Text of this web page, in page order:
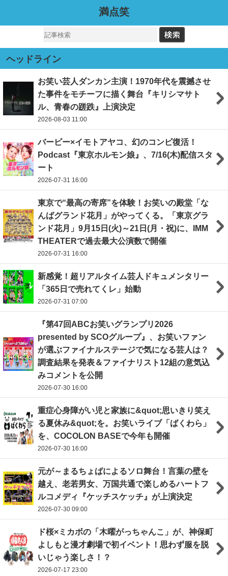
満点笑
ヘッドライン
お笑い芸人ダンカン主演！1970年代を震撼させ
た事件をモチーフに描く舞台『キリシマサト
ル、青春の蹉跌』上演決定
2026-08-03 11:00
バービー×イモトアヤコ、幻のコンビ復活！
Podcast『東京ホルモン娘』、7/16(木)配信スタ
ート
2026-07-31 16:00
東京で“最高の寄席”を体験！お笑いの殿堂「な
んばグランド花月」がやってくる。「東京グラ
ンド花月」9月15日(火)～21日(月・祝)に、IMM
THEATERで過去最大公演数で開催
2026-07-31 16:00
新感覚！超リアルタイム芸人ドキュメンタリー
「365日で売れてくレ」始動
2026-07-31 07:00
『第47回ABCお笑いグランプリ2026
presented by SCOグループ』、お笑いファン
が選ぶファイナルステージで気になる芸人は？
調査結果を発表＆ファイナリスト12組の意気込
みコメントを公開
2026-07-30 16:00
重症心身障がい児と家族に&quot;思いきり笑え
る夏休み&quot;を。お笑いライブ「ばくわら」
を、COCOLON BASEで今年も開催
2026-07-30 16:00
元が～まるちょばによるソロ舞台！言葉の壁を
越え、老若男女、万国共通で楽しめるハートフ
ルコメディ『ケッチスケッチ』が上演決定
2026-07-30 09:00
ド桜×ミカボの「木曜がっちゃんこ」が、神保町
よしもと漫才劇場で初イベント！思わず服を脱
いじゃう楽しさ！？
2026-07-17 23:00